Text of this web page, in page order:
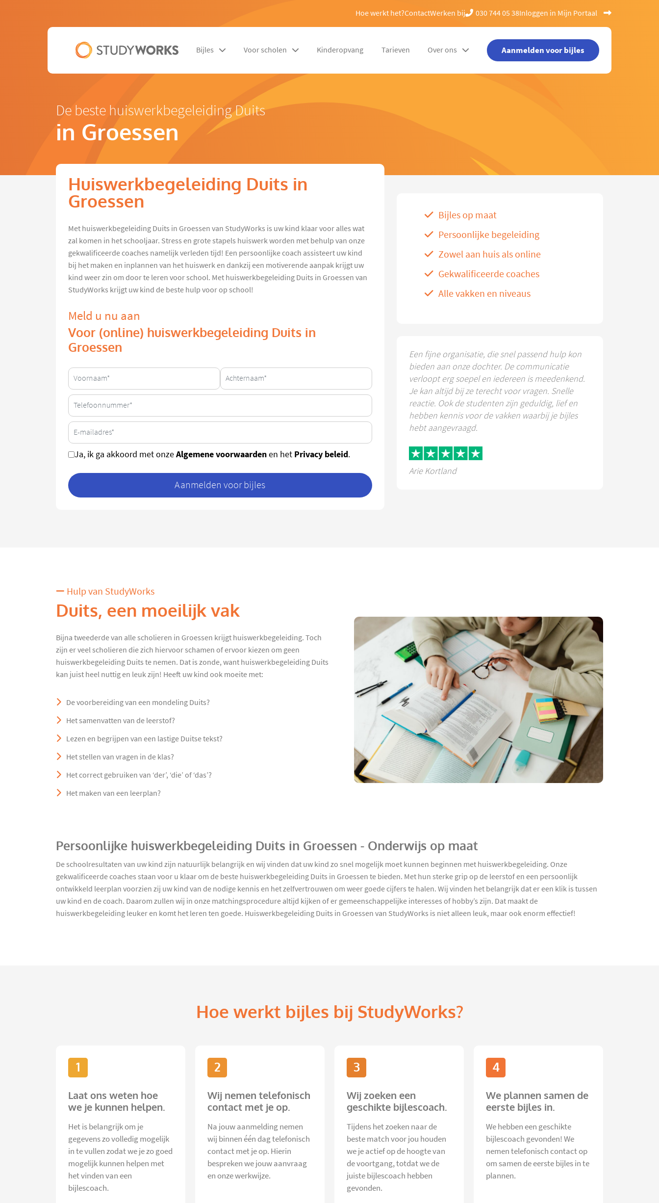
Hoe werkt het?ContactWerken bij 030 744 05 38Inloggen in Mijn Portaal
Bijles Voor scholen Kinderopvang Tarieven Over ons Aanmelden voor bijles
De beste huiswerkbegeleiding Duits
in Groessen
Huiswerkbegeleiding Duits in
Groessen
Met huiswerkbegeleiding Duits in Groessen van StudyWorks is uw kind klaar voor alles wat
zal komen in het schooljaar. Stress en grote stapels huiswerk worden met behulp van onze
gekwalificeerde coaches namelijk verleden tijd! Een persoonlijke coach assisteert uw kind
bij het maken en inplannen van het huiswerk en dankzij een motiverende aanpak krijgt uw
kind weer zin om door te leren voor school. Met huiswerkbegeleiding Duits in Groessen van
StudyWorks krijgt uw kind de beste hulp voor op school!
Meld u nu aan
Voor (online) huiswerkbegeleiding Duits in
Groessen
Ja, ik ga akkoord met onzeAlgemene voorwaardenen het Privacy beleid.
Aanmelden voor bijles
Bijles op maat
Persoonlijke begeleiding
Zowel aan huis als online
Gekwalificeerde coaches
Alle vakken en niveaus
Een fijne organisatie, die snel passend hulp kon
bieden aan onze dochter. De communicatie
verloopt erg soepel en iedereen is meedenkend.
Je kan altijd bij ze terecht voor vragen. Snelle
reactie. Ook de studenten zijn geduldig, lief en
hebben kennis voor de vakken waarbij je bijles
hebt aangevraagd.
Arie Kortland
Hulp van StudyWorks
Duits, een moeilijk vak
Bijna tweederde van alle scholieren in Groessen krijgt huiswerkbegeleiding. Toch
zijn er veel scholieren die zich hiervoor schamen of ervoor kiezen om geen
huiswerkbegeleiding Duits te nemen. Dat is zonde, want huiswerkbegeleiding Duits
kan juist heel nuttig en leuk zijn! Heeft uw kind ook moeite met:
De voorbereiding van een mondeling Duits?
Het samenvatten van de leerstof?
Lezen en begrijpen van een lastige Duitse tekst?
Het stellen van vragen in de klas?
Het correct gebruiken van ‘der’, ‘die’ of ‘das’?
Het maken van een leerplan?
Persoonlijke huiswerkbegeleiding Duits in Groessen - Onderwijs op maat
De schoolresultaten van uw kind zijn natuurlijk belangrijk en wij vinden dat uw kind zo snel mogelijk moet kunnen beginnen met huiswerkbegeleiding. Onze
gekwalificeerde coaches staan voor u klaar om de beste huiswerkbegeleiding Duits in Groessen te bieden. Met hun sterke grip op de leerstof en een persoonlijk
ontwikkeld leerplan voorzien zij uw kind van de nodige kennis en het zelfvertrouwen om weer goede cijfers te halen. Wij vinden het belangrijk dat er een klik is tussen
uw kind en de coach. Daarom zullen wij in onze matchingsprocedure altijd kijken of er gemeenschappelijke interesses of hobby’s zijn. Dat maakt de
huiswerkbegeleiding leuker en komt het leren ten goede. Huiswerkbegeleiding Duits in Groessen van StudyWorks is niet alleen leuk, maar ook enorm effectief!
Hoe werkt bijles bij StudyWorks?
1
Laat ons weten hoe
we je kunnen helpen.
Het is belangrijk om je
gegevens zo volledig mogelijk
in te vullen zodat we je zo goed
mogelijk kunnen helpen met
het vinden van een
bijlescoach.
2
Wij nemen telefonisch
contact met je op.
Na jouw aanmelding nemen
wij binnen één dag telefonisch
contact met je op. Hierin
bespreken we jouw aanvraag
en onze werkwijze.
3
Wij zoeken een
geschikte bijlescoach.
Tijdens het zoeken naar de
beste match voor jou houden
we je actief op de hoogte van
de voortgang, totdat we de
juiste bijlescoach hebben
gevonden.
4
We plannen samen de
eerste bijles in.
We hebben een geschikte
bijlescoach gevonden! We
nemen telefonisch contact op
om samen de eerste bijles in te
plannen.